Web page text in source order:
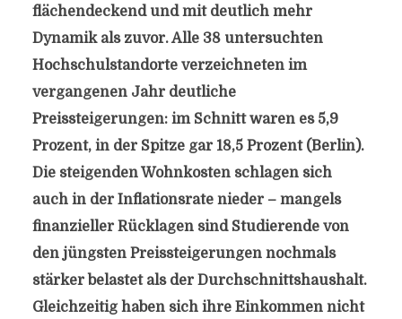
flächendeckend und mit deutlich mehr
Dynamik als zuvor. Alle 38 untersuchten
Hochschulstandorte verzeichneten im
vergangenen Jahr deutliche
Preissteigerungen: im Schnitt waren es 5,9
Prozent, in der Spitze gar 18,5 Prozent (Berlin).
Die steigenden Wohnkosten schlagen sich
auch in der Inflationsrate nieder – mangels
finanzieller Rücklagen sind Studierende von
den jüngsten Preissteigerungen nochmals
stärker belastet als der Durchschnittshaushalt.
Gleichzeitig haben sich ihre Einkommen nicht